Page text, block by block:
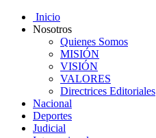
Inicio
Nosotros
Quienes Somos
MISIÓN
VISIÓN
VALORES
Directrices Editoriales
Nacional
Deportes
Judicial